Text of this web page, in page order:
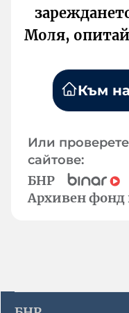
Моля,
Към
Или
сайтове:
БНР
Архивен фонд